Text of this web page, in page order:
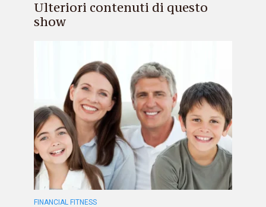
Ulteriori contenuti di questo
show
FINANCIAL FITNESS